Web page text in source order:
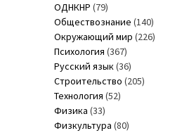
ОДНКНР (79)
Обществознание (140)
Окружающий мир (226)
Психология (367)
Русский язык(36)
Строительство (205)
Технология (52)
Физика (33)
Физкультура (80)